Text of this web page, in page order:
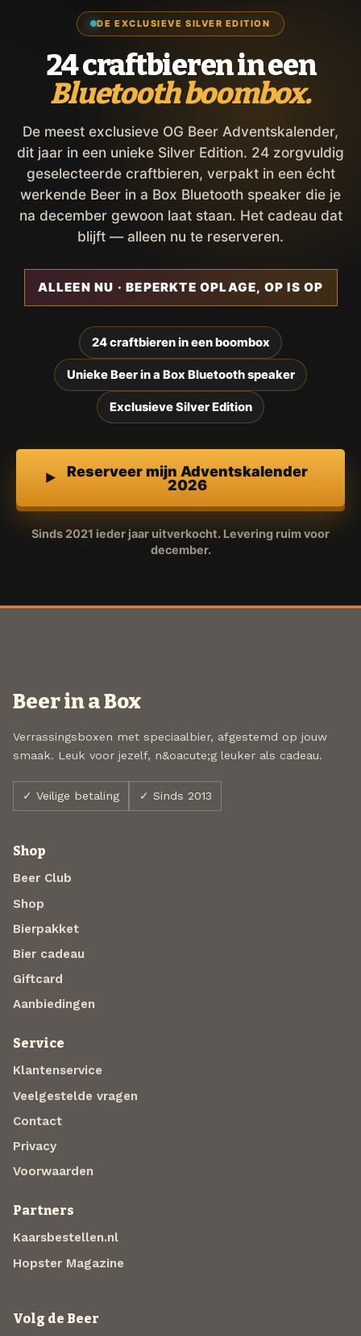
DE EXCLUSIEVE SILVER EDITION
24 craftbieren in een
Bluetooth boombox.
De meest exclusieve OG Beer Adventskalender,
dit jaar in een unieke Silver Edition. 24 zorgvuldig
geselecteerde craftbieren, verpakt in een écht
werkende Beer in a Box Bluetooth speaker die je
na december gewoon laat staan. Het cadeau dat
blijft — alleen nu te reserveren.
ALLEEN NU · BEPERKTE OPLAGE, OP IS OP
24 craftbieren in een boombox
Unieke Beer in a Box Bluetooth speaker
Exclusieve Silver Edition
Reserveer mijn Adventskalender
2026
Sinds 2021 ieder jaar uitverkocht. Levering ruim voor
december.
Beer in a Box
Verrassingsboxen met speciaalbier, afgestemd op jouw
smaak. Leuk voor jezelf, n&oacute;g leuker als cadeau.
✓ Veilige betaling ✓ Sinds 2013
Shop
Beer Club
Shop
Bierpakket
Bier cadeau
Giftcard
Aanbiedingen
Service
Klantenservice
Veelgestelde vragen
Contact
Privacy
Voorwaarden
Partners
Kaarsbestellen.nl
Hopster Magazine
Volg de Beer